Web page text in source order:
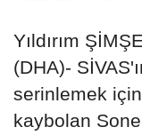
Yıldırım
(DHA)-
serinlemek için
kaybolan